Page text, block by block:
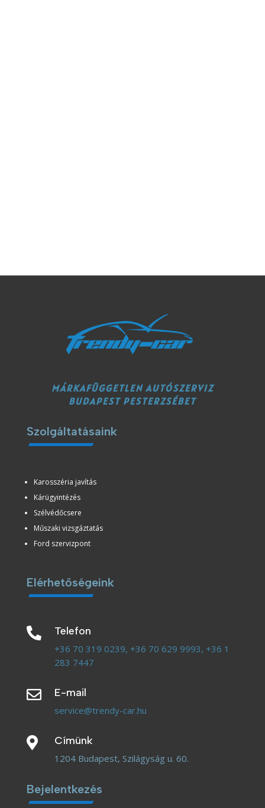
MÁRKAFÜGGETLEN AUTÓSZERVIZ
BUDAPEST PESTERZSÉBET
Szolgáltatásaink
Karosszéria javítás
Kárügyintézés
Szélvédőcsere
Műszaki vizsgáztatás
Ford szervizpont
Elérhetőségeink
 Telefon
+36 70 319 0239, +36 70 629 9993, +36 1
283 7447
 E-mail
service@trendy-car.hu
 Címünk
1204 Budapest, Szilágyság u. 60.
Bejelentkezés